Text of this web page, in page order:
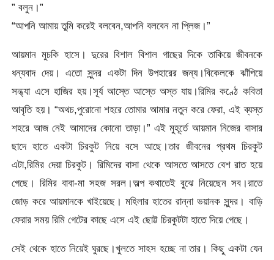
” বলুন।”
“আপনি আমায় তুমি করেই বলবেন,আপনি বলবেন না প্লিজ।”
আয়মান মুচকি হাসে। দুরের বিশাল বিশাল গাছের দিকে তাকিয়ে জীবনকে
ধন্যবাদ দেয়। এতো সুন্দর একটা দিন উপহারের জন্য।বিকেলকে ঝাঁপিয়ে
সন্ধ্যা এসে হাজির হয়।সূর্য আস্তে আস্তে অস্ত যায়।রিমির কণ্ঠে কবিতা
আবৃতি হয়। “অথচ,পুরোনো শহরে তোমার আমার নতুন করে ফেরা, এই ব্যস্ত
শহরে আজ নেই আমাদের কোনো তাড়া।” এই মুহূর্তে আয়মান নিজের বাসার
ছাদে হাতে একটা চিরকুট নিয়ে বসে আছে।তার জীবনের প্রথম চিরকুট
এটা,রিমির দেয়া চিরকুট। রিমিদের বাসা থেকে আসতে আসতে বেশ রাত হয়ে
গেছে। রিমির বাবা-মা সহজ সরল।অল্প কথাতেই বুঝে নিয়েছেন সব।রাতে
জোড় করে আয়মানকে খাইয়েছে। মহিলার হাতের রান্না ভয়ানক সুন্দর। বাড়ি
ফেরার সময় রিমি গেটের কাছে এসে এই ছোট্ট চিরকুটটা হাতে দিয়ে গেছে।
সেই থেকে হাতে নিয়েই ঘুরছে।খুলতে সাহস হচ্ছে না তার। কিছু একটা যেন